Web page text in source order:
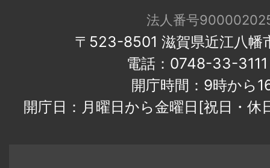
法人番号
〒523-8501 滋賀県近江八幡
電話：0748-33-
開庁時間：9時から
開庁日：月曜日から金曜日[祝日・